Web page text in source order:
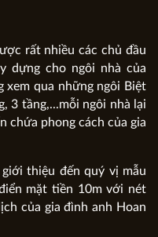
rất nhiều các chủ đầu
dựng cho ngôi nhà của
xem qua những ngôi Biệt
3 tầng,...mỗi ngôi nhà lại
chứa phong cách của gia
thiệu đến quý vị mẫu
mặt tiền 10m với nét
của gia đình anh Hoan